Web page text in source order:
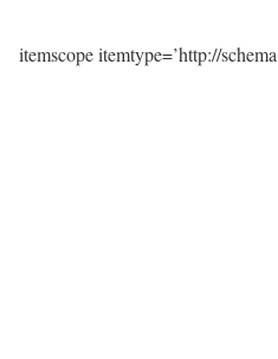
itemscope itemtype=’http://